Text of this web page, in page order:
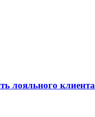
лояльного клиента⁠⁠